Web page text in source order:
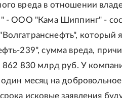
вреда в отношении
- ООО "Кама Шиппинг" -
который
239", сумма вреда,
862 830 млрд руб. У
один месяц на
исковые заявления